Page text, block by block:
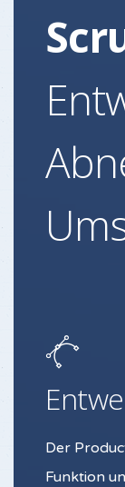
Der
Funktion